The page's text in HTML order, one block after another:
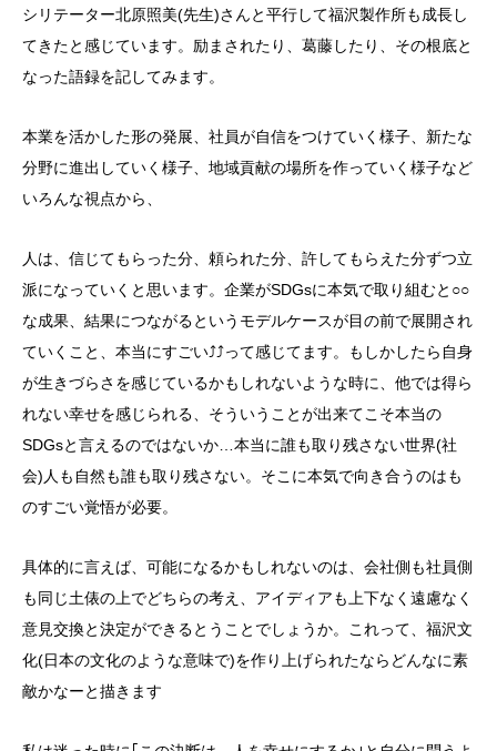
シリテーター北原照美(先生)さんと平行して福沢製作所も成長し
てきたと感じています。励まされたり、葛藤したり、その根底と
なった語録を記してみます。
本業を活かした形の発展、社員が自信をつけていく様子、新たな
分野に進出していく様子、地域貢献の場所を作っていく様子など
いろんな視点から、
人は、信じてもらった分、頼られた分、許してもらえた分ずつ立
派になっていくと思います。企業がSDGsに本気で取り組むと○○
な成果、結果につながるというモデルケースが目の前で展開され
ていくこと、本当にすごい⤴⤴って感じてます。もしかしたら自身
が生きづらさを感じているかもしれないような時に、他では得ら
れない幸せを感じられる、そういうことが出来てこそ本当の
SDGsと言えるのではないか…本当に誰も取り残さない世界(社
会)人も自然も誰も取り残さない。そこに本気で向き合うのはも
のすごい覚悟が必要。
具体的に言えば、可能になるかもしれないのは、会社側も社員側
も同じ土俵の上でどちらの考え、アイディアも上下なく遠慮なく
意見交換と決定ができるとうことでしょうか。これって、福沢文
化(日本の文化のような意味で)を作り上げられたならどんなに素
敵かなーと描きます